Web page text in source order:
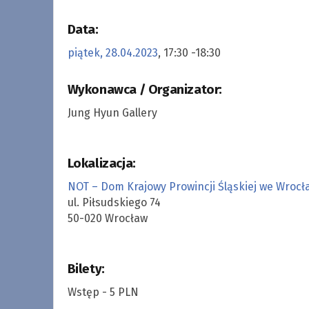
Data:
piątek, 28.04.2023, 17:30 -18:30
Wykonawca / Organizator:
Jung Hyun Gallery
Lokalizacja:
NOT – Dom Krajowy Prowincji Śląskiej we
ul. Piłsudskiego 74
50-020 Wrocław
Bilety:
Wstęp - 5 PLN